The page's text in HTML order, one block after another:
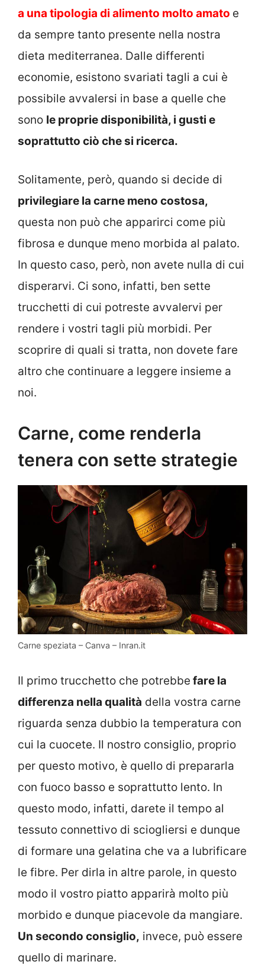
a una tipologia di alimento molto amato e
da sempre tanto presente nella nostra
dieta mediterranea. Dalle differenti
economie, esistono svariati tagli a cui è
possibile avvalersi in base a quelle che
sono le proprie disponibilità, i gusti e
soprattutto ciò che si ricerca.
Solitamente, però, quando si decide di
privilegiare la carne meno costosa,
questa non può che apparirci come più
fibrosa e dunque meno morbida al palato.
In questo caso, però, non avete nulla di cui
disperarvi. Ci sono, infatti, ben sette
trucchetti di cui potreste avvalervi per
rendere i vostri tagli più morbidi. Per
scoprire di quali si tratta, non dovete fare
altro che continuare a leggere insieme a
noi.
Carne, come renderla
tenera con sette strategie
Carne speziata – Canva – Inran.it
Il primo trucchetto che potrebbe fare la
differenza nella qualità della vostra carne
riguarda senza dubbio la temperatura con
cui la cuocete. Il nostro consiglio, proprio
per questo motivo, è quello di prepararla
con fuoco basso e soprattutto lento. In
questo modo, infatti, darete il tempo al
tessuto connettivo di sciogliersi e dunque
di formare una gelatina che va a lubrificare
le fibre. Per dirla in altre parole, in questo
modo il vostro piatto apparirà molto più
morbido e dunque piacevole da mangiare.
Un secondo consiglio, invece, può essere
quello di marinare.